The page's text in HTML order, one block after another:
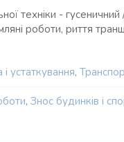
техніки -
роботи, риття
устаткування,
, Знос будинків і